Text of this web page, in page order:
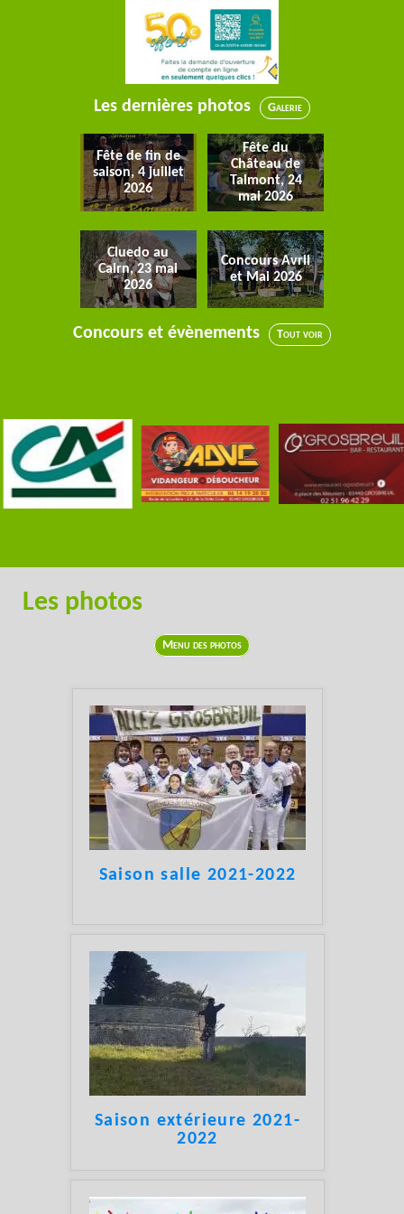
Concours et évènements Tout voir
Les dernières photos Galerie
Fête de fin de
saison, 4 juillet
2026
Fête du
Château de
Talmont, 24
mai 2026
Cluedo au
Cairn, 23 mai
2026
Concours Avril
et Mai 2026
Les photos
Menu des photos
Saison salle 2021-2022
Saison extérieure 2021-
2022